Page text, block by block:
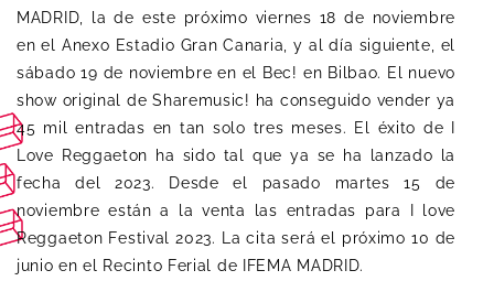
MADRID, la de este próximo viernes 18 de noviembre
en el Anexo Estadio Gran Canaria, y al día siguiente, el
sábado 19 de noviembre en el Bec! en Bilbao. El nuevo
show original de Sharemusic! ha conseguido vender ya
45 mil entradas en tan solo tres meses. El éxito de I
Love Reggaeton ha sido tal que ya se ha lanzado la
fecha del 2023. Desde el pasado martes 15 de
noviembre están a la venta las entradas para I love
Reggaeton Festival 2023. La cita será el próximo 10 de
junio en el Recinto Ferial de IFEMA MADRID.